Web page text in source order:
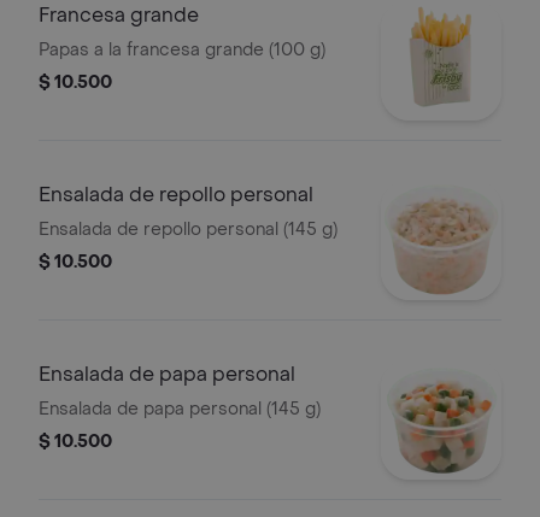
Francesa grande
Papas a la francesa grande (100 g)
$ 10.500
Ensalada de repollo personal
Ensalada de repollo personal (145 g)
$ 10.500
Ensalada de papa personal
Ensalada de papa personal (145 g)
$ 10.500